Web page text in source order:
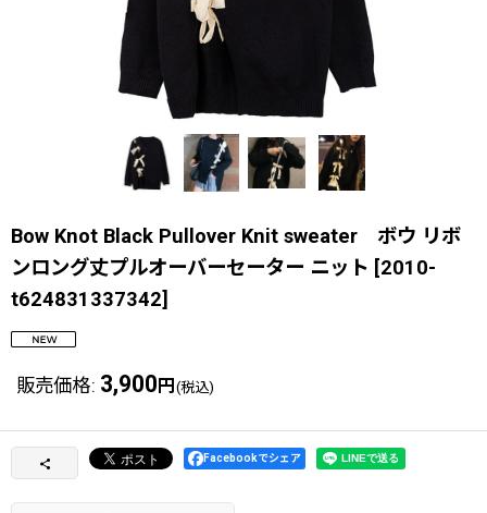
Bow Knot Black Pullover Knit sweater ボウ リボ
ンロング丈プルオーバーセーター ニット [2010-
t624831337342]
販売価格: 3,900 円 (税込)
Facebookでシェア